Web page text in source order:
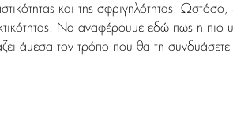
και της σφριγηλότητας. Ωστόσο,
Να αναφέρουμε εδώ πως η πιο
άμεσα τον τρόπο που θα τη